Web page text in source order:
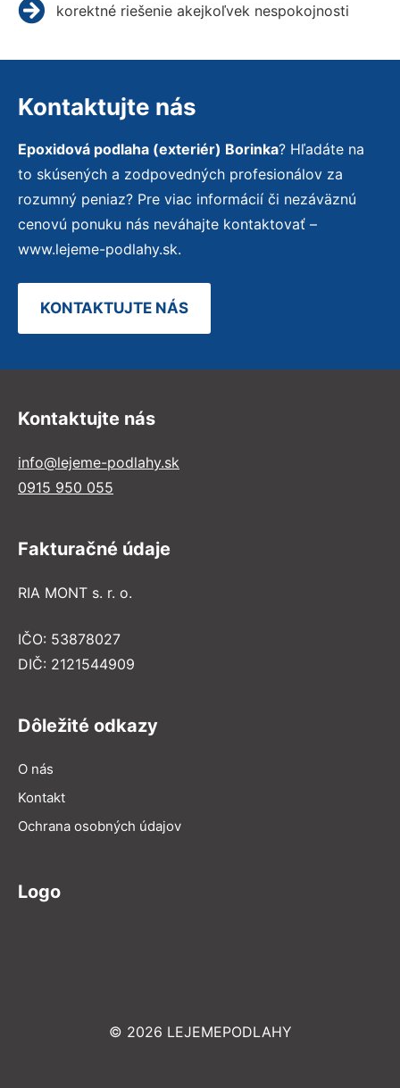
korektné riešenie akejkoľvek nespokojnosti
Kontaktujte nás
Epoxidová podlaha (exteriér) Borinka? Hľadáte na
to skúsených a zodpovedných profesionálov za
rozumný peniaz? Pre viac informácií či nezáväznú
cenovú ponuku nás neváhajte kontaktovať –
www.lejeme-podlahy.sk.
KONTAKTUJTE NÁS
Kontaktujte nás
info@lejeme-podlahy.sk
0915 950 055
Fakturačné údaje
RIA MONT s. r. o.
IČO: 53878027
DIČ: 2121544909
Dôležité odkazy
O nás
Kontakt
Ochrana osobných údajov
Logo
© 2026 LEJEMEPODLAHY